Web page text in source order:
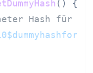
()
{
Hash für